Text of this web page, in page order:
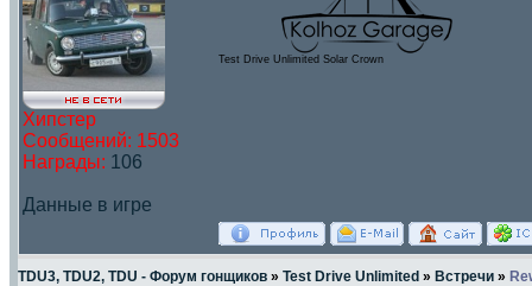
Хипстер
Сообщений: 1503
Награды: 106
Данные в игре
Test Drive Unlimited Solar Crown
TDU3, TDU2, TDU - Форум гонщиков » Test Drive Unlimited » Встречи »